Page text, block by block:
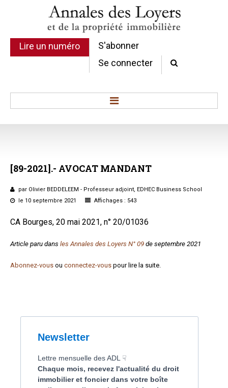
Lire un numéro
S'abonner
Se connecter
Sommaires
Chroniques
Etudes de texte
Conclusions et Rapports
Formez-vous !
[89-2021].- AVOCAT MANDANT
par Olivier BEDDELEEM - Professeur adjoint, EDHEC Business School
le 10 septembre 2021
Affichages : 543
CA Bourges, 20 mai 2021, n° 20/01036
Article paru dans les Annales des Loyers N° 09 de septembre 2021
Abonnez-vous ou connectez-vous pour lire la suite.